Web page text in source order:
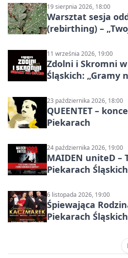
19 sierpnia 2026, 18:00
Warsztat sesja
(rebirthing) –
11 września 2026, 19:00
Zdolni i Skromni
Śląskich: „Gramy
23 października 2026, 18:00
QUEENTET –
Piekarach
24 października 2026, 19:00
MAIDEN uniteD –
Piekarach
6 listopada 2026, 19:00
Śpiewająca
Piekarach